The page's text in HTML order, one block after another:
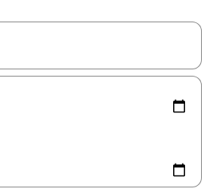
sind, navigiere mit den